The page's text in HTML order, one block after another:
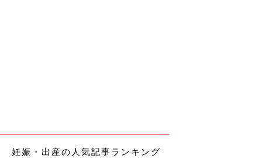
妊娠・出産の人気記事ランキング